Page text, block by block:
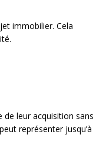
immobilier. Cela
leur acquisition sans
représenter jusqu’à